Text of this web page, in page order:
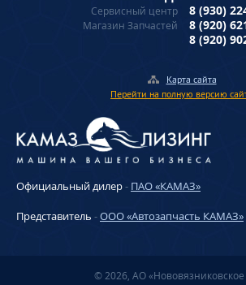
Сервисный центр 8 (930)
Магазин Запчастей
8 (920)
8 (920)
Карта сайта
Перейти на полную версию
Официальный дилер- ПАО «КАМАЗ»
Представитель -ООО «Автозапчасть КАМАЗ»
© 2026, АО